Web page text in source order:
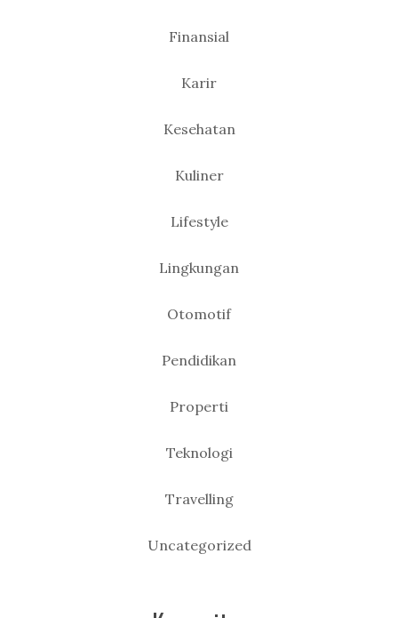
Finansial
Karir
Kesehatan
Kuliner
Lifestyle
Lingkungan
Otomotif
Pendidikan
Properti
Teknologi
Travelling
Uncategorized